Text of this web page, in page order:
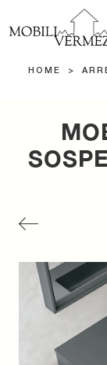
HOME >